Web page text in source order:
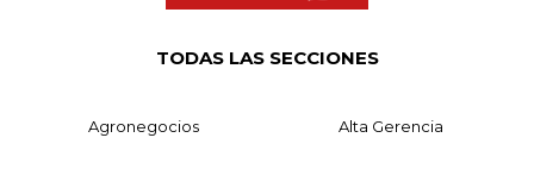
TODAS LAS SECCIONES
Agronegocios Alta Gerencia